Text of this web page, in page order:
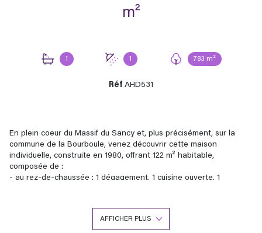
m²
1 1 783 m²
Réf AHD531
En plein coeur du Massif du Sancy et, plus précisément, sur la
commune de la Bourboule, venez découvrir cette maison
individuelle, construite en 1980, offrant 122 m² habitable,
composée de :
- au rez-de-chaussée : 1 dégagement, 1 cuisine ouverte, 1
ouverte, 1 bureau, 1 chambre cabine, 1 salle d'eau et 1 wc
Le chauffage est assuré par des radiateurs électriques et la
AFFICHER PLUS